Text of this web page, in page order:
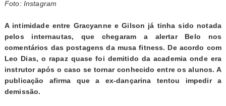
Foto: Instagram
A intimidade entre Gracyanne e Gilson já tinha sido notada
pelos internautas, que chegaram a alertar Belo nos
comentários das postagens da musa fitness. De acordo com
Leo Dias, o rapaz quase foi demitido da academia onde era
instrutor após o caso se tornar conhecido entre os alunos. A
publicação afirma que a ex-dançarina tentou impedir a
demissão.